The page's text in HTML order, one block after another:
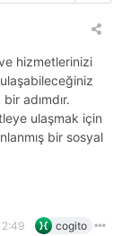
hizmetlerinizi
adımdır.
ulaşmak için
bir sosyal
cogito